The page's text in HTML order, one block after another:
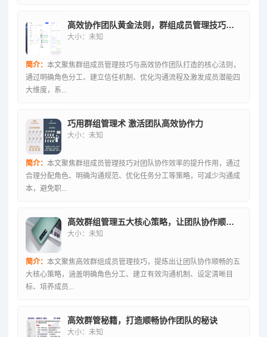
高效协作团队黄金法则，群组成员管理技巧精粹
大小：未知
简介： 本文聚焦群组成员管理技巧与高效协作团队打造的核心法则，
通过明确角色分工、建立信任机制、优化沟通流程及激发成员潜能四
大维度，系...
巧用群组管理术 激活团队高效协作力
大小：未知
简介： 本文聚焦群组成员管理技巧对团队协作效率的提升作用，通过
合理分配角色、明确沟通规范、优化任务分工等策略，可减少沟通成
本，避免职...
高效群组管理五大核心策略，让团队协作顺畅无阻
大小：未知
简介： 本文聚焦高效群组成员管理技巧，提炼出让团队协作顺畅的五
大核心策略，涵盖明确角色分工、建立有效沟通机制、设定清晰目
标、培养成员...
高效群管秘籍，打造顺畅协作团队的秘诀
大小：未知